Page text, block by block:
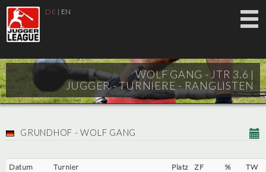
DE | EN
WOLF GANG - JTR 3.6 |
JUGGER - TURNIERE - RANGLISTEN
GRUNDHOF - WOLF GANG
Datum Turnier Platz ZF %
TW